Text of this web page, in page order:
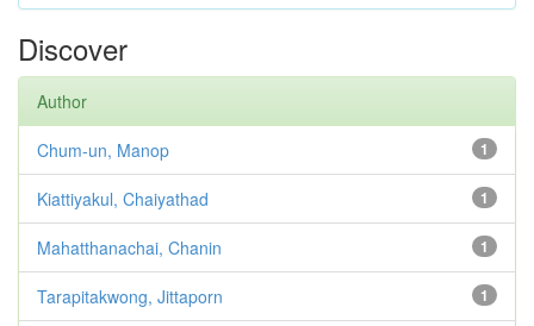
Discover
Author
1
Chum-un, Manop
1
Kiattiyakul, Chaiyathad
1
Mahatthanachai, Chanin
1
Tarapitakwong, Jittaporn